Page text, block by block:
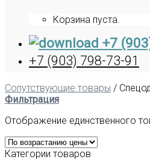
Корзина пуста.
+7
+7 (903) 798-73-91
Сопутствующие товары /
Фильтрация
Отображение единственного
Категории товаров